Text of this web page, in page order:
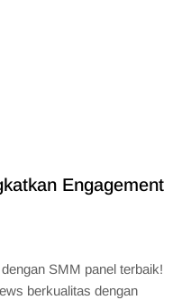
Engagement
SMM panel terbaik!
berkualitas dengan